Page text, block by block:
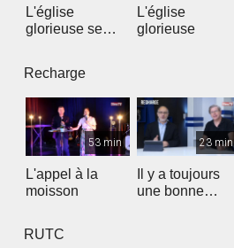
L'église
glorieuse se
L'église
glorieuse
Recharge
53 min
L'appel à la
moisson
23 min
Il y a toujours
une bonne
RUTC